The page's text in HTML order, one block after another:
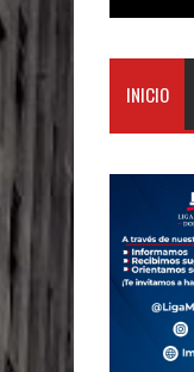
INICIO